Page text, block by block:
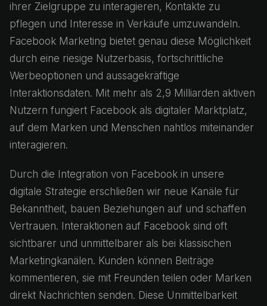
ihrer Zielgruppe zu interagieren, Kontakte zu
pflegen und Interesse in Verkäufe umzuwandeln.
Facebook Marketing bietet genau diese Möglichkeit
durch eine riesige Nutzerbasis, fortschrittliche
Werbeoptionen und aussagekräftige
Interaktionsdaten. Mit mehr als 2,9 Milliarden aktiven
Nutzern fungiert Facebook als digitaler Marktplatz,
auf dem Marken und Menschen nahtlos miteinander
interagieren.
Durch die Integration von Facebook in unsere
digitale Strategie erschließen wir neue Kanäle für
Bekanntheit, bauen Beziehungen auf und schaffen
Vertrauen. Interaktionen auf Facebook sind oft
sichtbarer und unmittelbarer als bei klassischen
Marketingkanälen. Kunden können Beiträge
kommentieren, sie mit Freunden teilen oder Marken
direkt Nachrichten senden. Diese Unmittelbarkeit